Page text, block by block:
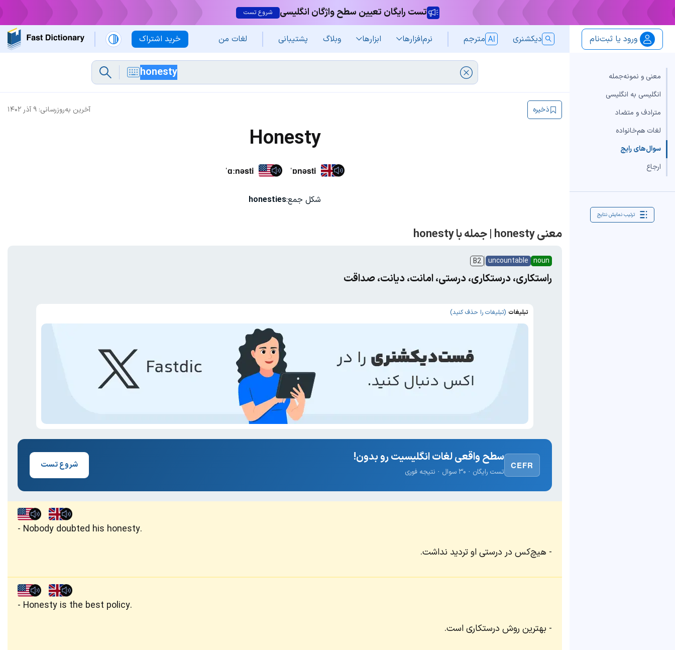
تست رایگان تعیین سطح واژگان انگلیسی شروع تست
خرید اشتراک ورود یا ثبت‌نام دیکشنری مترجم نرم‌افزار‌ها ابزارها وبلاگ پشتیبانی لغات من
معنی و نمونه‌جمله
انگلیسی به انگلیسی
مترادف و متضاد
لغات هم‌خانواده
سوال‌های رایج
ارجاع
ترتیب نمایش نتایج
آخرین به‌روزرسانی: ۹ آذر ۱۴۰۲ ذخیره
Honesty
ˈɑːnəsti ˈɒnəsti
شکل جمع:honesties
معنی honesty | جمله با honesty
noun
uncountable
B2
راستکاری، درستکاری، درستی، امانت، دیانت، صداقت
تبلیغات (تبلیغات را حذف کنید)
CEFR
سطح واقعی لغات انگلیسیت رو بدون!
تست رایگان · ۳۰ سوال · نتیجه فوری
شروع تست
Nobody doubted his honesty.
هیچ‌کس در درستی او تردید نداشت.
Honesty is the best policy.
بهترین روش درستکاری است.